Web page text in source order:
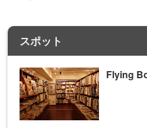
スポット
Flying